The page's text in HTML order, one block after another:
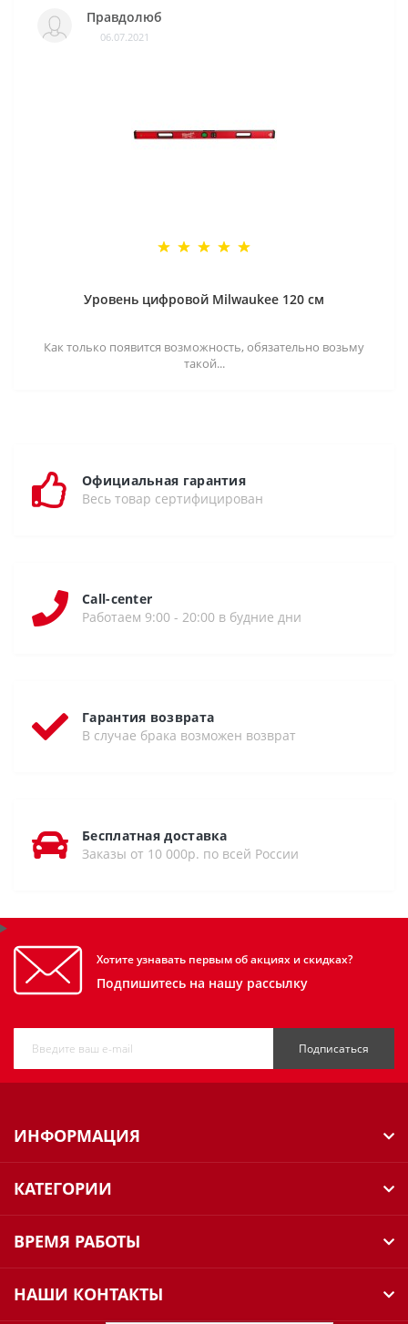
Правдолюб
06.07.2021
Уровень цифровой Milwaukee 120 см
Как только появится возможность, обязательно возьму
такой...
Официальная гарантия
Весь товар сертифицирован
Call-center
Работаем 9:00 - 20:00 в будние дни
Гарантия возврата
В случае брака возможен возврат
Бесплатная доставка
Заказы от 10 000р. по всей России
Хотите узнавать первым об акциях и скидках?
Подпишитесь на нашу рассылку
Подписаться
ИНФОРМАЦИЯ
КАТЕГОРИИ
ВРЕМЯ РАБОТЫ
НАШИ КОНТАКТЫ